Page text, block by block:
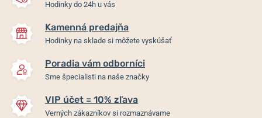
Hodinky do 24h u vás
Kamenná predajňa
Hodinky na sklade si môžete vyskúšať
Poradia vám odborníci
Sme špecialisti na naše značky
VIP účet = 10% zľava
Verných zákazníkov si rozmaznávame